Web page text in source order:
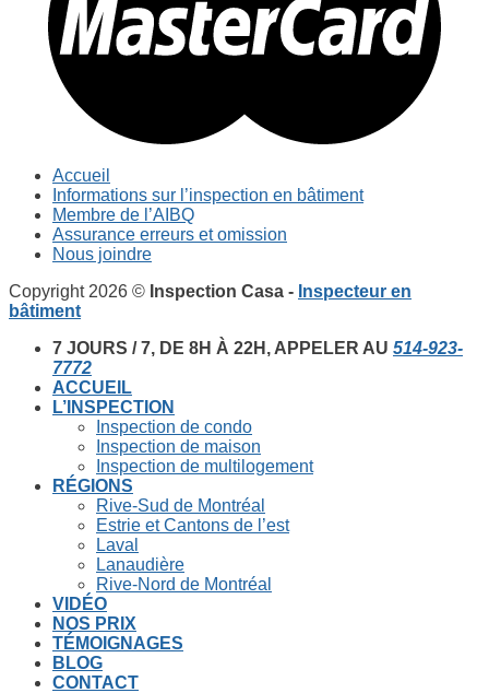
Accueil
Informations sur l’inspection en bâtiment
Membre de l’AIBQ
Assurance erreurs et omission
Nous joindre
Copyright 2026 © Inspection Casa - Inspecteur en
bâtiment
7 JOURS / 7, DE 8H À 22H, APPELER AU 514-923-
7772
ACCUEIL
L’INSPECTION
Inspection de condo
Inspection de maison
Inspection de multilogement
RÉGIONS
Rive-Sud de Montréal
Estrie et Cantons de l’est
Laval
Lanaudière
Rive-Nord de Montréal
VIDÉO
NOS PRIX
TÉMOIGNAGES
BLOG
CONTACT